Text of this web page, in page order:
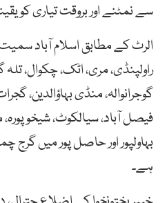
سے نمٹنے اور بروقت تیاری کو
الرٹ کے مطابق اسلام آباد
راولپنڈی، مری، اٹک، چکوال،
گوجرانوالہ، منڈی بہاؤالدین،
فیصل آباد، سیالکوٹ، شیخوپورہ،
بہاولپور اور حاصل پور میں
ہے۔